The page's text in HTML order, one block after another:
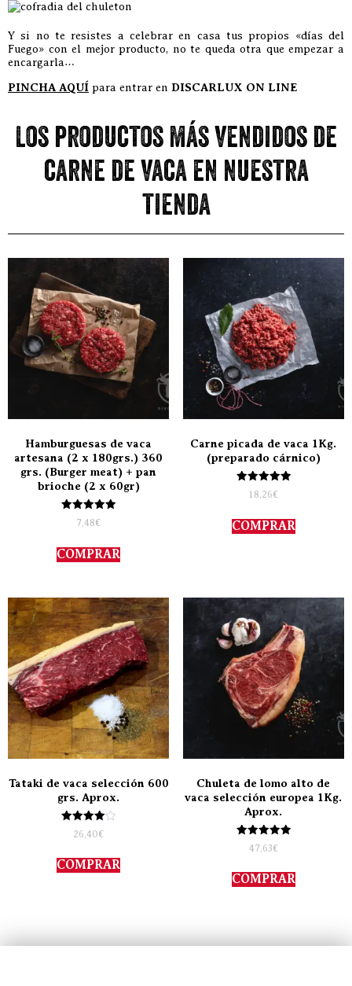
Y si no te resistes a celebrar en casa tus propios «días del
Fuego» con el mejor producto, no te queda otra que empezar a
encargarla…
PINCHA AQUÍ para entrar en DISCARLUX ON LINE
Los productos más vendidos de
carne de vaca en nuestra
tienda
Hamburguesas de vaca
artesana (2 x 180grs.) 360
grs. (Burger meat) + pan
brioche (2 x 60gr)
Valorado
con
de 5
7,48€
COMPRAR
Carne picada de vaca 1Kg.
(preparado cárnico)
Valorado
con
de 5
18,26€
COMPRAR
Tataki de vaca selección 600
grs. Aprox.
Valorado
con
de 5
26,40€
COMPRAR
Chuleta de lomo alto de
vaca selección europea 1Kg.
Aprox.
Valorado
con
de 5
47,63€
COMPRAR